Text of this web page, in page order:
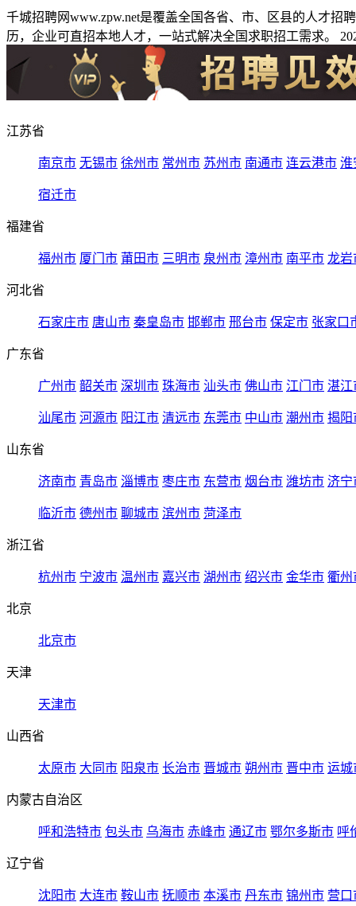
千城招聘网www.zpw.net是覆盖全国各省、市、区县的人才
历，企业可直招本地人才，一站式解决全国求职招工需求。
江苏省
南京市 无锡市 徐州市 常州市 苏州市 南通市 连云港市 淮
宿迁市
福建省
福州市 厦门市 莆田市 三明市 泉州市 漳州市 南平市 龙岩
河北省
石家庄市 唐山市 秦皇岛市 邯郸市 邢台市 保定市 张家口
广东省
广州市 韶关市 深圳市 珠海市 汕头市 佛山市 江门市 湛江
汕尾市 河源市 阳江市 清远市 东莞市 中山市 潮州市 揭阳
山东省
济南市 青岛市 淄博市 枣庄市 东营市 烟台市 潍坊市 济宁
临沂市 德州市 聊城市 滨州市 菏泽市
浙江省
杭州市 宁波市 温州市 嘉兴市 湖州市 绍兴市 金华市 衢州
北京
北京市
天津
天津市
山西省
太原市 大同市 阳泉市 长治市 晋城市 朔州市 晋中市 运城
内蒙古自治区
呼和浩特市 包头市 乌海市 赤峰市 通辽市 鄂尔多斯市 呼
辽宁省
沈阳市 大连市 鞍山市 抚顺市 本溪市 丹东市 锦州市 营口